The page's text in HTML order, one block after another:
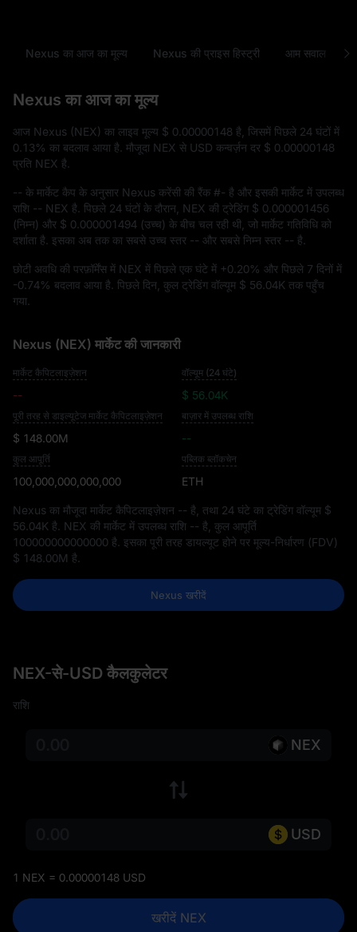
Nexus का आज का मूल्य Nexus की प्राइस हिस्ट्री आम सवाल
Nexus का आज का मूल्य
आज Nexus (NEX) का लाइव मूल्य $ 0.00000148 है, जिसमें पिछले 24 घंटों में
0.13% का बदलाव आया है. मौजूदा NEX से USD कन्वर्ज़न दर $ 0.00000148
प्रति NEX है.
-- के मार्केट कैप के अनुसार Nexus करेंसी की रैंक #- है और इसकी मार्केट में उपलब्ध
राशि -- NEX है. पिछले 24 घंटों के दौरान, NEX की ट्रेडिंग $ 0.000001456
(निम्न) और $ 0.000001494 (उच्च) के बीच चल रही थी, जो मार्केट गतिविधि को
दर्शाता है. इसका अब तक का सबसे उच्च स्तर -- और सबसे निम्न स्तर -- है.
छोटी अवधि की परफ़ॉर्मेंस में NEX में पिछले एक घंटे में +0.20% और पिछले 7 दिनों में
-0.74% बदलाव आया है. पिछले दिन, कुल ट्रेडिंग वॉल्यूम $ 56.04K तक पहुँच
गया.
Nexus (NEX) मार्केट की जानकारी
मार्केट कैपिटलाइज़ेशन
--
वॉल्यूम (24 घंटे)
$ 56.04K
पूरी तरह से डाइल्यूटेज मार्केट कैपिटलाइज़ेशन
$ 148.00M
बाज़ार में उपलब्ध राशि
--
कुल आपूर्ति
100,000,000,000,000
पब्लिक ब्लॉकचेन
ETH
Nexus का मौजूदा मार्केट कैपिटलाइज़ेशन -- है, तथा 24 घंटे का ट्रेडिंग वॉल्यूम $
56.04K है. NEX की मार्केट में उपलब्ध राशि -- है, कुल आपूर्ति
100000000000000 है. इसका पूरी तरह डायल्यूट होने पर मूल्य-निर्धारण (FDV)
$ 148.00M है.
Nexus खरीदें
NEX-से-USD कैलकुलेटर
राशि
NEX
USD
1 NEX = 0.00000148 USD
खरीदें NEX